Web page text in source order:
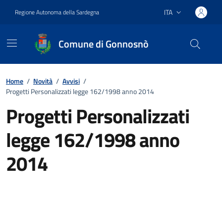
Regione Autonoma della Sardegna Lingua attiva:
ITA
Comune di Gonnosnò
Home / Novità / Avvisi /
Progetti Personalizzati legge 162/1998 anno 2014
Progetti Personalizzati
legge 162/1998 anno
2014